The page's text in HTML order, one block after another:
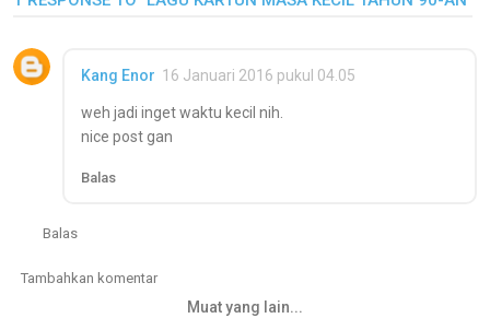
Kang Enor 16 Januari 2016 pukul 04.05
weh jadi inget waktu kecil nih.
nice post gan
Balas
Balas
Tambahkan komentar
Muat yang lain...